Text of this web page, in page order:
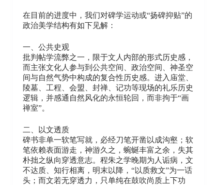
在目前的进度中，我们对碑学运动或“扬碑抑贴”的
政治美学结构有如下见解：
一、公共史观
批判帖学流弊之一，限于文人内部的形式历史感，
而主张文化人参与到公共空间、政治空间、神圣空
间与自然气势中构成的复合性历史感。进入庙堂、
陵墓、工程、会盟、封禅、记功等现场的礼乐历史
逻辑，并感通自然风化的永恒轮回，而非拘于“画
禅室”。
二、以文透质
碑书非单一软笔写就，必经刀笔开凿以成沟壑；软
笔依赖表面游走，神游久之，蜿蜒丰富之余，失其
朴拙之纵向穿透意志。程朱之学晚期为人诟病，文
不达质、知行相离，明末以降，“以质救文”为一话
头；而文若无穿透力，只单纯在鼓吹尚质上下功